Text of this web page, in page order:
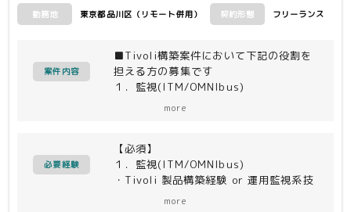
勤務地 東京都品川区（リモート併用） 契約形態 フリーランス
案件内容
■Tivoli構築案件において下記の役割を
担える方の募集です
１．監視(ITM/OMNIbus)
<作業内容>
・詳細設計〜サービスインまでの上記各
Tivoli 担当業務
more
必要経験
【必須】
１．監視(ITM/OMNIbus)
・Tivoli 製品構築経験 or 運用監視系技
more